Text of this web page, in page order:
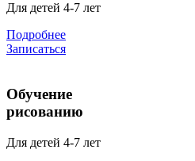
Для детей 4-7 лет
Подробнее
Записаться
Обучение
рисованию
Для детей 4-7 лет